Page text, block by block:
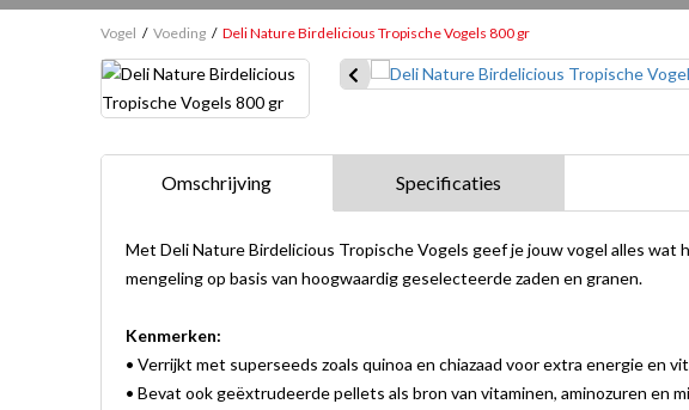
Vogel Voeding Deli Nature Birdelicious Tropische Vogels 800 gr
Omschrijving Specificaties
Met Deli Nature Birdelicious Tropische Vogels geef je jouw vogel alles wat
mengeling op basis van hoogwaardig geselecteerde zaden en granen.
Kenmerken:
• Verrijkt met superseeds zoals quinoa en chiazaad voor extra energie en
• Bevat ook geëxtrudeerde pellets als bron van vitaminen, aminozuren en